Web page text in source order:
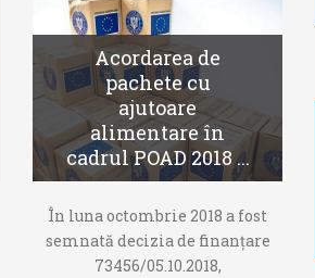
Acordarea de
pachete cu
ajutoare
alimentare în
cadrul POAD 2018 ...
În luna octombrie 2018 a fost
semnată decizia de finanțare
73456/05.10.2018,